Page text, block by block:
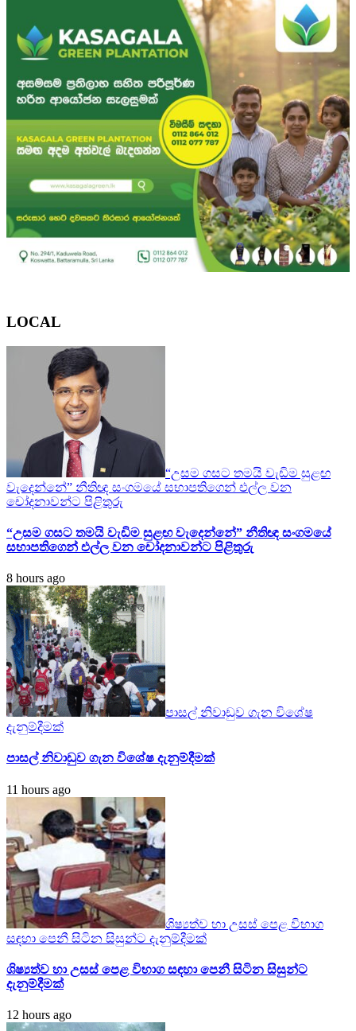
LOCAL
“උසම ගසට තමයි වැඩිම සුළඟ
වැදෙන්නේ” නීතිඥ සංගමයේ සභාපතිගෙන් එල්ල වන
චෝදනාවන්ට පිළිතුරු
“උසම ගසට තමයි වැඩිම සුළඟ වැදෙන්නේ” නීතිඥ සංගමයේ
සභාපතිගෙන් එල්ල වන චෝදනාවන්ට පිළිතුරු
8 hours ago
පාසල් නිවාඩුව ගැන විශේෂ
දැනුම්දීමක්
පාසල් නිවාඩුව ගැන විශේෂ දැනුම්දීමක්
11 hours ago
ශිෂ්‍යත්ව හා උසස් පෙළ විභාග
සඳහා පෙනී සිටින සිසුන්ට දැනුම්දීමක්
ශිෂ්‍යත්ව හා උසස් පෙළ විභාග සඳහා පෙනී සිටින සිසුන්ට
දැනුම්දීමක්
12 hours ago